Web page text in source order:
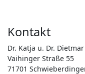
Kontakt
Dr. Katja u. Dr.
Vaihinger Straße 55
71701